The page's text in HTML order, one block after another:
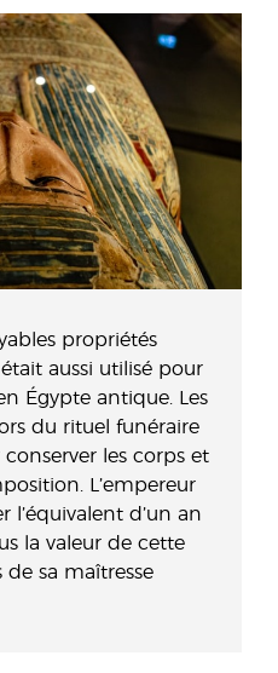
propriétés
aussi utilisé pour
Égypte antique. Les
du rituel funéraire
les corps et
L’empereur
d’un an
la valeur de cette
de sa maîtresse